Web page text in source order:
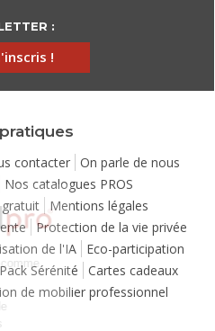
:
!
contacter
On parle de nous
Nos catalogues PROS
Mentions légales
Protection de la vie privée
de l'IA
Eco-participation
Pack Sérénité
Cartes cadeaux
de mobilier professionnel
goût… pour nosmeubles
comme
ce qui vous convient.
offrir une expérience de
contenu et des annonces